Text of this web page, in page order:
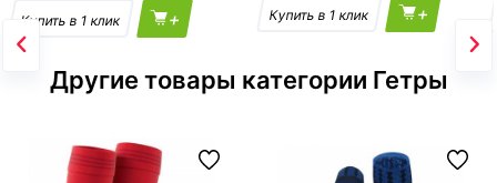
+ +
Другие товары категории Гетры